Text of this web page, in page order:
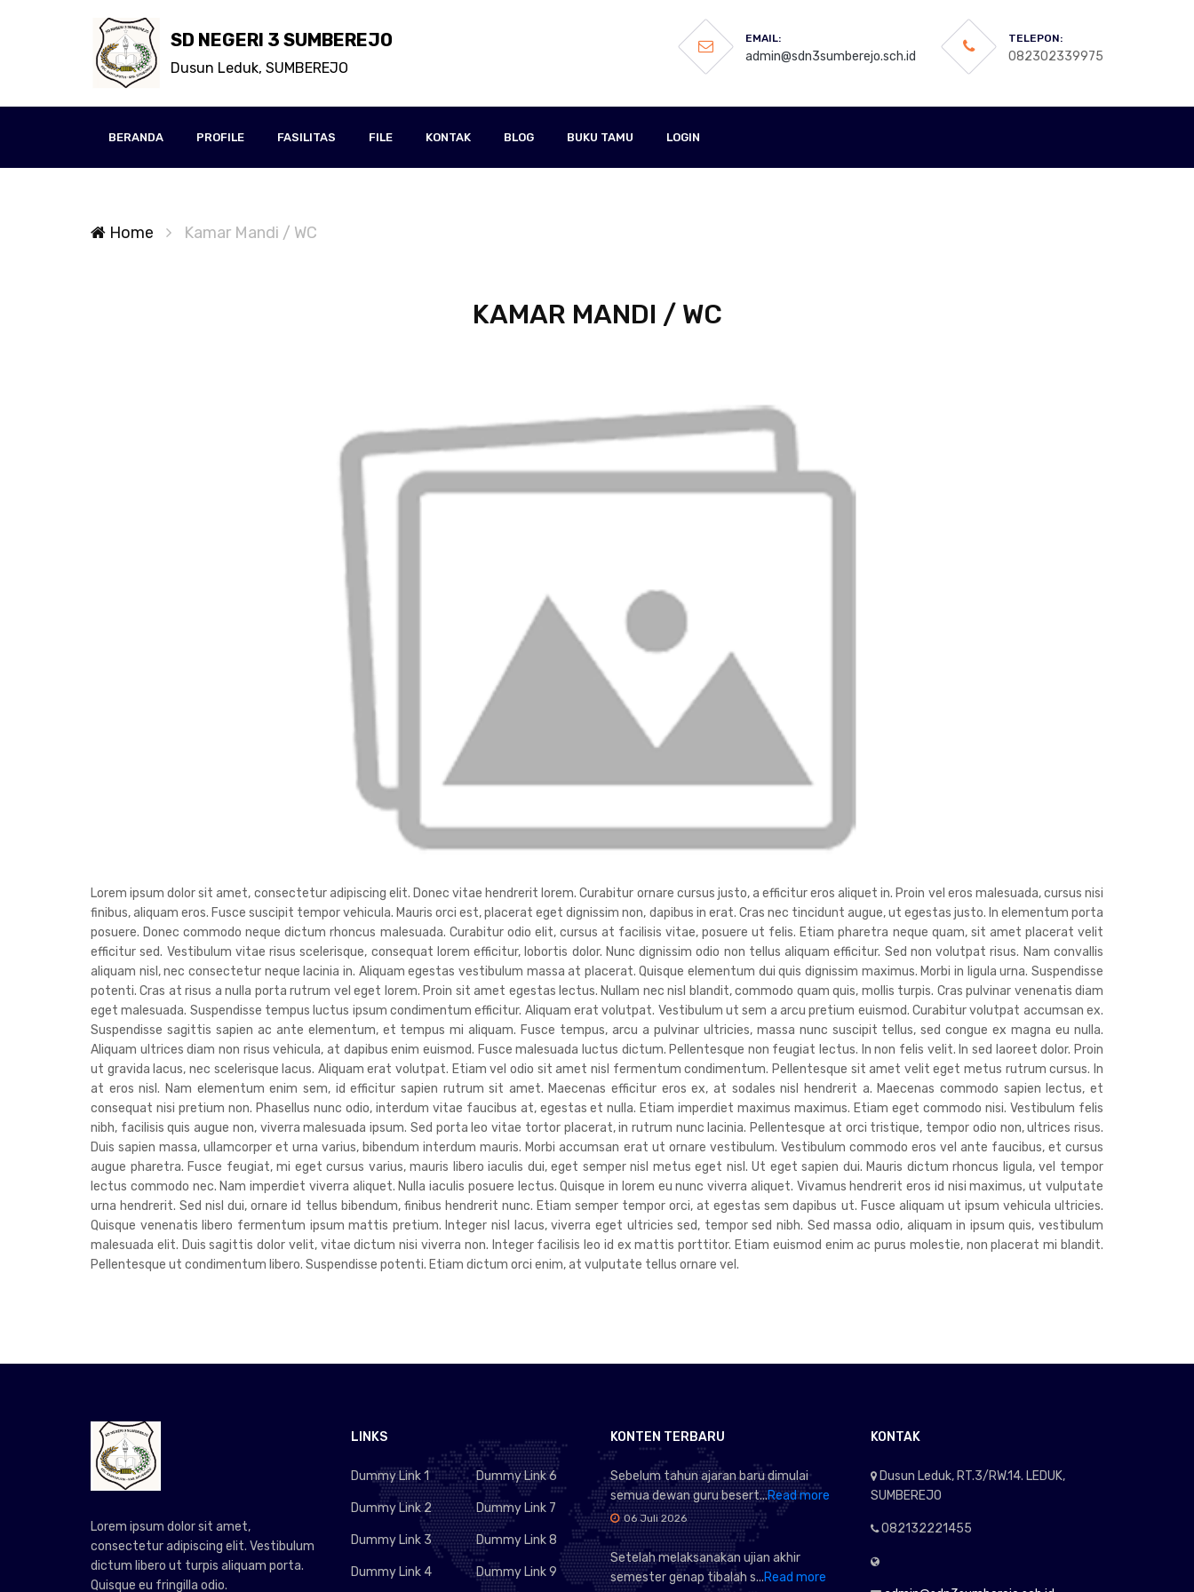
SD NEGERI 3 SUMBEREJO
Dusun Leduk, SUMBEREJO
EMAIL:
admin@sdn3sumberejo.sch.id
TELEPON:
082302339975
BERANDA PROFILE FASILITAS FILE KONTAK BLOG BUKU TAMU LOGIN
Home Kamar Mandi / WC
KAMAR MANDI / WC
Lorem ipsum dolor sit amet, consectetur adipiscing elit. Donec vitae hendrerit lorem. Curabitur ornare cursus justo, a efficitur eros aliquet in. Proin vel eros malesuada, cursus nisi
finibus, aliquam eros. Fusce suscipit tempor vehicula. Mauris orci est, placerat eget dignissim non, dapibus in erat. Cras nec tincidunt augue, ut egestas justo. In elementum porta
posuere. Donec commodo neque dictum rhoncus malesuada. Curabitur odio elit, cursus at facilisis vitae, posuere ut felis. Etiam pharetra neque quam, sit amet placerat velit
efficitur sed. Vestibulum vitae risus scelerisque, consequat lorem efficitur, lobortis dolor. Nunc dignissim odio non tellus aliquam efficitur. Sed non volutpat risus. Nam convallis
aliquam nisl, nec consectetur neque lacinia in. Aliquam egestas vestibulum massa at placerat. Quisque elementum dui quis dignissim maximus. Morbi in ligula urna. Suspendisse
potenti. Cras at risus a nulla porta rutrum vel eget lorem. Proin sit amet egestas lectus. Nullam nec nisl blandit, commodo quam quis, mollis turpis. Cras pulvinar venenatis diam
eget malesuada. Suspendisse tempus luctus ipsum condimentum efficitur. Aliquam erat volutpat. Vestibulum ut sem a arcu pretium euismod. Curabitur volutpat accumsan ex.
Suspendisse sagittis sapien ac ante elementum, et tempus mi aliquam. Fusce tempus, arcu a pulvinar ultricies, massa nunc suscipit tellus, sed congue ex magna eu nulla.
Aliquam ultrices diam non risus vehicula, at dapibus enim euismod. Fusce malesuada luctus dictum. Pellentesque non feugiat lectus. In non felis velit. In sed laoreet dolor. Proin
ut gravida lacus, nec scelerisque lacus. Aliquam erat volutpat. Etiam vel odio sit amet nisl fermentum condimentum. Pellentesque sit amet velit eget metus rutrum cursus. In
at eros nisl. Nam elementum enim sem, id efficitur sapien rutrum sit amet. Maecenas efficitur eros ex, at sodales nisl hendrerit a. Maecenas commodo sapien lectus, et
consequat nisi pretium non. Phasellus nunc odio, interdum vitae faucibus at, egestas et nulla. Etiam imperdiet maximus maximus. Etiam eget commodo nisi. Vestibulum felis
nibh, facilisis quis augue non, viverra malesuada ipsum. Sed porta leo vitae tortor placerat, in rutrum nunc lacinia. Pellentesque at orci tristique, tempor odio non, ultrices risus.
Duis sapien massa, ullamcorper et urna varius, bibendum interdum mauris. Morbi accumsan erat ut ornare vestibulum. Vestibulum commodo eros vel ante faucibus, et cursus
augue pharetra. Fusce feugiat, mi eget cursus varius, mauris libero iaculis dui, eget semper nisl metus eget nisl. Ut eget sapien dui. Mauris dictum rhoncus ligula, vel tempor
lectus commodo nec. Nam imperdiet viverra aliquet. Nulla iaculis posuere lectus. Quisque in lorem eu nunc viverra aliquet. Vivamus hendrerit eros id nisi maximus, ut vulputate
urna hendrerit. Sed nisl dui, ornare id tellus bibendum, finibus hendrerit nunc. Etiam semper tempor orci, at egestas sem dapibus ut. Fusce aliquam ut ipsum vehicula ultricies.
Quisque venenatis libero fermentum ipsum mattis pretium. Integer nisl lacus, viverra eget ultricies sed, tempor sed nibh. Sed massa odio, aliquam in ipsum quis, vestibulum
malesuada elit. Duis sagittis dolor velit, vitae dictum nisi viverra non. Integer facilisis leo id ex mattis porttitor. Etiam euismod enim ac purus molestie, non placerat mi blandit.
Pellentesque ut condimentum libero. Suspendisse potenti. Etiam dictum orci enim, at vulputate tellus ornare vel.
Lorem ipsum dolor sit amet,
consectetur adipiscing elit. Vestibulum
dictum libero ut turpis aliquam porta.
Quisque eu fringilla odio.
LINKS
Dummy Link 1
Dummy Link 2
Dummy Link 3
Dummy Link 4
Dummy Link 6
Dummy Link 7
Dummy Link 8
Dummy Link 9
KONTEN TERBARU
Sebelum tahun ajaran baru dimulai
semua dewan guru besert...Read more
06 Juli 2026
Setelah melaksanakan ujian akhir
semester genap tibalah s...Read more
KONTAK
Dusun Leduk, RT.3/RW.14. LEDUK,
SUMBEREJO
082132221455